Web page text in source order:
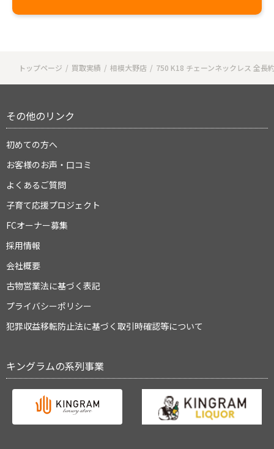
トップページ 買取実績 相模大野店 750 K18 チェーンネックレス 全長
その他のリンク
初めての方へ
お客様のお声・口コミ
よくあるご質問
子育て応援プロジェクト
FCオーナー募集
採用情報
会社概要
古物営業法に基づく表記
プライバシーポリシー
犯罪収益移転防止法に基づく取引時確認等について
キングラムの系列事業